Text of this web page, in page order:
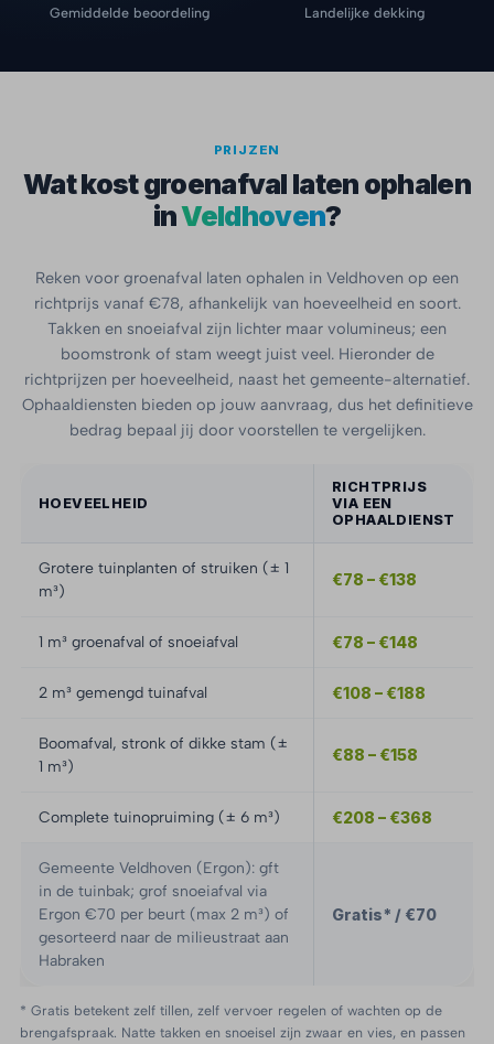
Gemiddelde beoordeling Landelijke dekking
PRIJZEN
Wat kost groenafval laten ophalen
inVeldhoven?
Reken voor groenafval laten ophalen in Veldhoven op een
richtprijs vanaf €78, afhankelijk van hoeveelheid en soort.
Takken en snoeiafval zijn lichter maar volumineus; een
boomstronk of stam weegt juist veel. Hieronder de
richtprijzen per hoeveelheid, naast het gemeente-alternatief.
Ophaaldiensten bieden op jouw aanvraag, dus het definitieve
bedrag bepaal jij door voorstellen te vergelijken.
HOEVEELHEID
RICHTPRIJS
VIA EEN
OPHAALDIENST
Grotere tuinplanten of struiken (± 1
m³)
€78 – €138
1 m³ groenafval of snoeiafval €78 – €148
2 m³ gemengd tuinafval €108 – €188
Boomafval, stronk of dikke stam (±
1 m³)
€88 – €158
Complete tuinopruiming (± 6 m³) €208 – €368
Gemeente Veldhoven (Ergon): gft
in de tuinbak; grof snoeiafval via
Ergon €70 per beurt (max 2 m³) of
gesorteerd naar de milieustraat aan
Habraken
Gratis* / €70
* Gratis betekent zelf tillen, zelf vervoer regelen of wachten op de
brengafspraak. Natte takken en snoeisel zijn zwaar en vies, en passen